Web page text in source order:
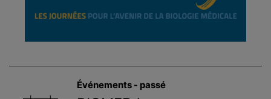
Événements - passé